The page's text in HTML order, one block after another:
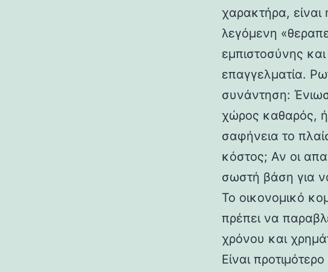
χαρακτήρα, είναι
λεγόμενη
εμπιστοσύνης
επαγγελματία.
συνάντηση:
χώρος καθαρός,
σαφήνεια το
κόστος; Αν οι
σωστή βάση για
Το οικονομικό
πρέπει να
χρόνου και
Είναι